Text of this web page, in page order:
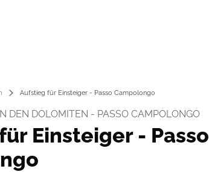
Aufstieg für Einsteiger - Passo Campolongo
DEN DOLOMITEN - PASSO CAMPOLONGO
Einsteiger - Passo